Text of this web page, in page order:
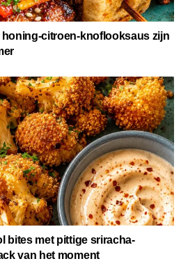
honing-citroen-knoflooksaus zijn
bites met pittige sriracha-
van het moment